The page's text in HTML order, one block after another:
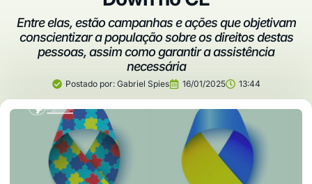
Entre elas, estão campanhas e ações que objetivam
conscientizar a população sobre os direitos destas
pessoas, assim como garantir a assistência
necessária
Postado por:Gabriel Spies 16/01/2025 13:44